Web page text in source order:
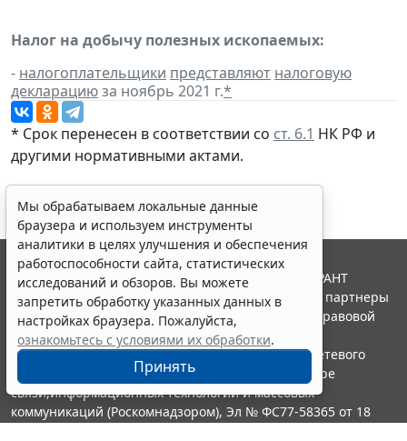
Налог на добычу полезных ископаемых:
- налогоплательщики представляют налоговую
декларациюза ноябрь 2021 г.*
* Срок перенесен в соответствии со ст. 6.1 НК РФ и
другими нормативными актами.
Мы обрабатываем локальные данные
браузера и используем инструменты
аналитики в целях улучшения и обеспечения
работоспособности сайта, статистических
исследований и обзоров. Вы можете
запретить обработку указанных данных в
настройках браузера. Пожалуйста,
ознакомьтесь с условиями их обработки.
Принять
© ООО "НПП "ГАРАНТ-СЕРВИС", 2026. Система ГАРАНТ
выпускается с 1990 года. Компания "Гарант" и ее партнеры
являются участниками Российской ассоциации правовой
информации ГАРАНТ.
Портал ГАРАНТ.РУ зарегистрирован в качестве сетевого
издания Федеральной службой по надзору в сфере
связи,информационных технологий и массовых
коммуникаций (Роскомнадзором), Эл № ФС77-58365 от 18